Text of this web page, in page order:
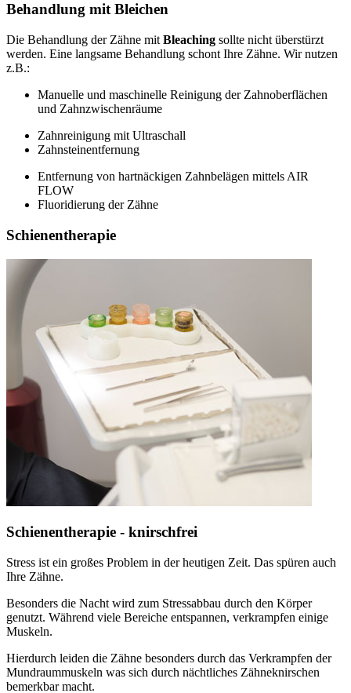
Behandlung mit Bleichen
Die Behandlung der Zähne mit Bleaching sollte nicht überstürzt
werden. Eine langsame Behandlung schont Ihre Zähne. Wir nutzen
z.B.:
Manuelle und maschinelle Reinigung der Zahnoberflächen
und Zahnzwischenräume
Zahnreinigung mit Ultraschall
Zahnsteinentfernung
Entfernung von hartnäckigen Zahnbelägen mittels AIR
FLOW
Fluoridierung der Zähne
Schienentherapie
Schienentherapie - knirschfrei
Stress ist ein großes Problem in der heutigen Zeit. Das spüren auch
Ihre Zähne.
Besonders die Nacht wird zum Stressabbau durch den Körper
genutzt. Während viele Bereiche entspannen, verkrampfen einige
Muskeln.
Hierdurch leiden die Zähne besonders durch das Verkrampfen der
Mundraummuskeln was sich durch nächtliches Zähneknirschen
bemerkbar macht.